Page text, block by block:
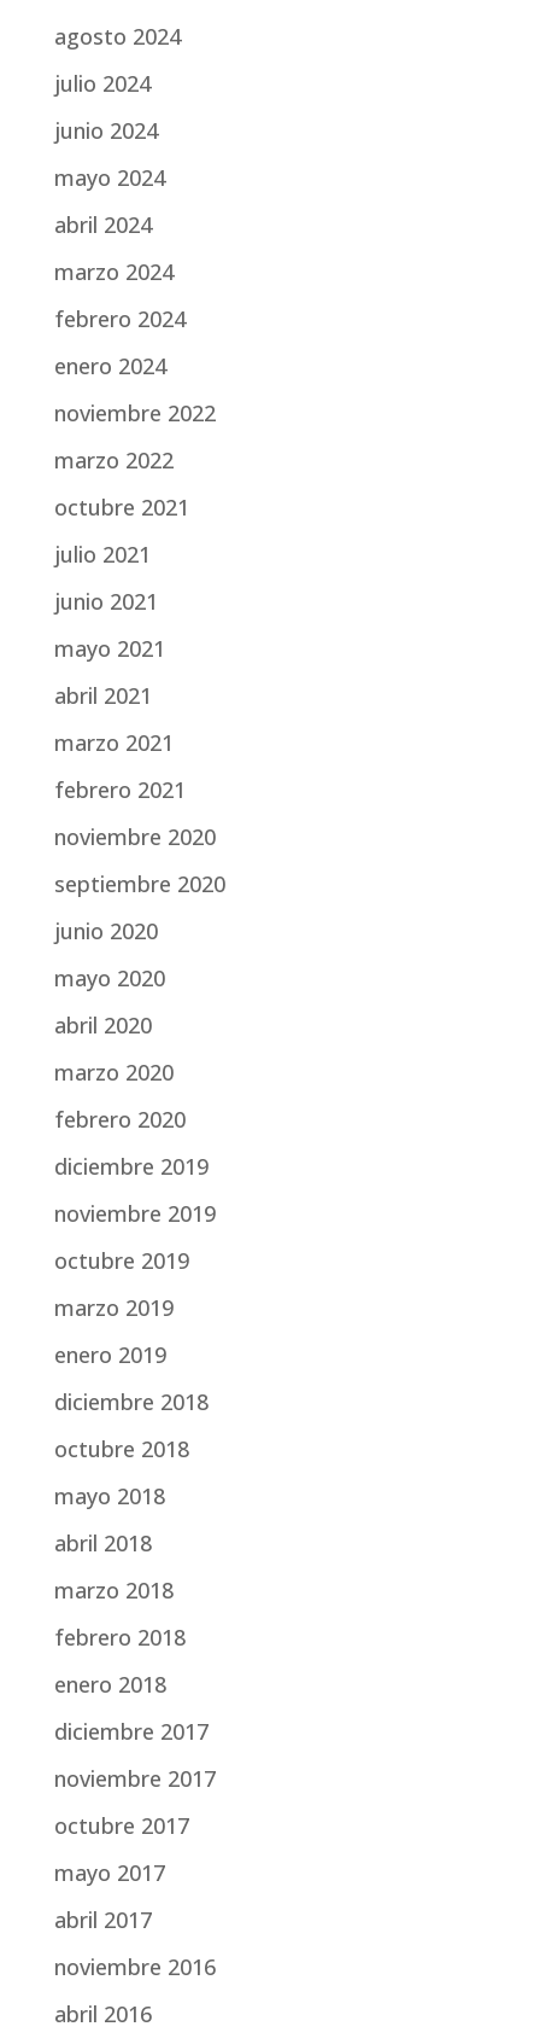
agosto 2024
julio 2024
junio 2024
mayo 2024
abril 2024
marzo 2024
febrero 2024
enero 2024
noviembre 2022
marzo 2022
octubre 2021
julio 2021
junio 2021
mayo 2021
abril 2021
marzo 2021
febrero 2021
noviembre 2020
septiembre 2020
junio 2020
mayo 2020
abril 2020
marzo 2020
febrero 2020
diciembre 2019
noviembre 2019
octubre 2019
marzo 2019
enero 2019
diciembre 2018
octubre 2018
mayo 2018
abril 2018
marzo 2018
febrero 2018
enero 2018
diciembre 2017
noviembre 2017
octubre 2017
mayo 2017
abril 2017
noviembre 2016
abril 2016